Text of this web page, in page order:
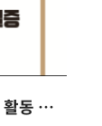
천하제일 한우연구소 2022년 활동 및 우수실증